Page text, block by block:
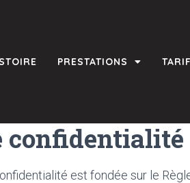
PRESTATIONS
confidentialité
est fondée sur le